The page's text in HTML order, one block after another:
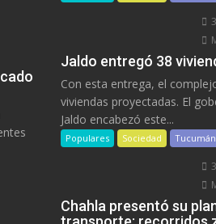
Jaldo entregó 38
Con esta entrega, el
viviendas proyectadas. El
Jaldo encabezó este...
Populares Sociedad Tucumán
Chahla presentó su